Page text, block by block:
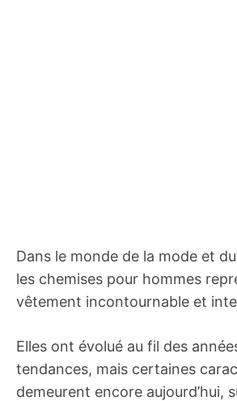
Dans le monde de la mode et
les chemises pour hommes
vêtement incontournable et
Elles ont évolué au fil des
tendances, mais certaines
demeurent encore aujourd’hui,